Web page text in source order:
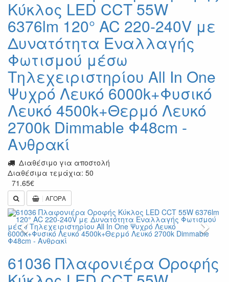
Κύκλος LED CCT 55W
6376lm 120° AC 220-240V με
Δυνατότητα Εναλλαγής
Φωτισμού μέσω
Τηλεχειριστηρίου All In One
Ψυχρό Λευκό 6000k+Φυσικό
Λευκό 4500k+Θερμό Λευκό
2700k Dimmable Φ48cm -
Ανθρακί
Διαθέσιμο για αποστολή
Διαθέσιμα τεμάχια: 50
71.65€
ΑΓΟΡΑ
Previous Next
61036 Πλαφονιέρα Οροφής